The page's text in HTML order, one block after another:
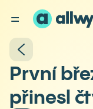
První
přinesl